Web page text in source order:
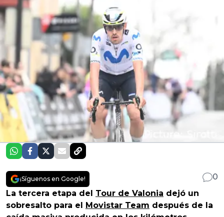
¡Síguenos en Google!
0
La tercera etapa del Tour de Valonia dejó un
sobresalto para el Movistar Team después de la